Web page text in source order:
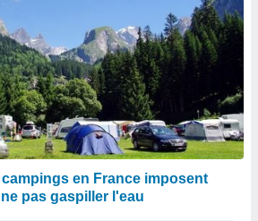
en France imposent
pas gaspiller l'eau